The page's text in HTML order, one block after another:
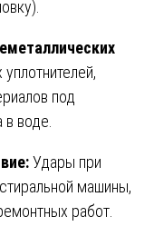
под
воде.
Удары при
машины,
работ.